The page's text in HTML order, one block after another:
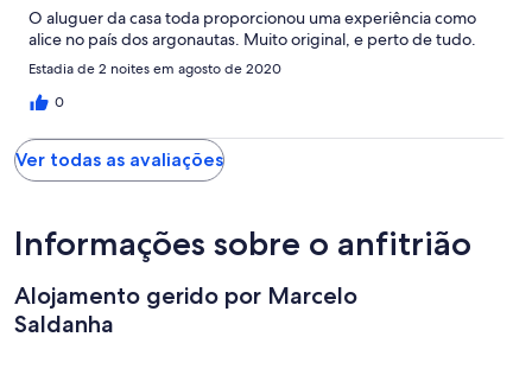
O aluguer da casa toda proporcionou uma experiência como
alice no país dos argonautas. Muito original, e perto de tudo.
Estadia de 2 noites em agosto de 2020
0
Ver todas as avaliações
Informações sobre o anfitrião
Alojamento gerido por Marcelo
Saldanha